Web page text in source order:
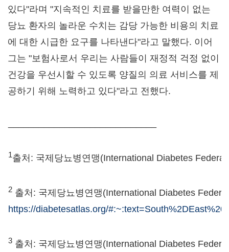
있다"라며 "지속적인 치료를 받을만한 여력이 없는
당뇨 환자의 놀라운 수치는 감당 가능한 비용의 치료
에 대한 시급한 요구를 나타낸다"라고 말했다. 이어
그는 "보험사로서 우리는 사람들이 재정적 걱정 없이
건강을 우선시할 수 있도록 양질의 의료 서비스를 제
공하기 위해 노력하고 있다"라고 전했다.
1출처: 국제당뇨병연맹(International Diabetes
2 출처: 국제당뇨병연맹(International Diabetes
https://diabetesatlas.org/
3 출처: 국제당뇨병연맹(International Diabetes